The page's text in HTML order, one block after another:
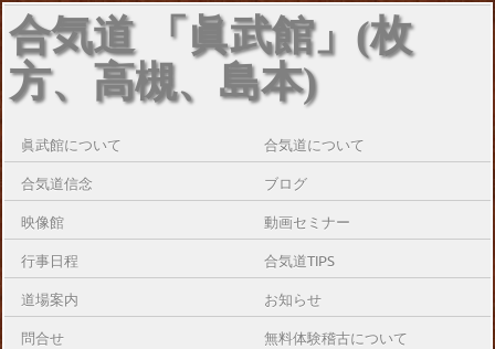
合気道 「眞武館」(枚
方、高槻、島本)
眞武館について 合気道について
合気道信念 ブログ
映像館 動画セミナー
行事日程 合気道TIPS
道場案内 お知らせ
問合せ 無料体験稽古について